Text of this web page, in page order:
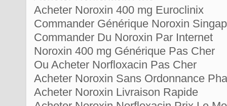
Acheter Noroxin 400 mg Euroclinix
Commander Générique Noroxin
Commander Du Noroxin Par Internet
Noroxin 400 mg Générique Pas Cher
Ou Acheter Norfloxacin Pas Cher
Acheter Noroxin Sans Ordonnance
Acheter Noroxin Livraison Rapide